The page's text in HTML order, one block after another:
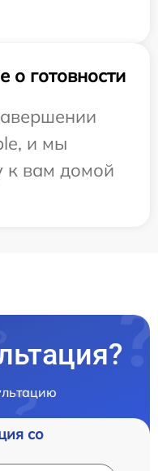
готовности
и мы
к вам домой
со